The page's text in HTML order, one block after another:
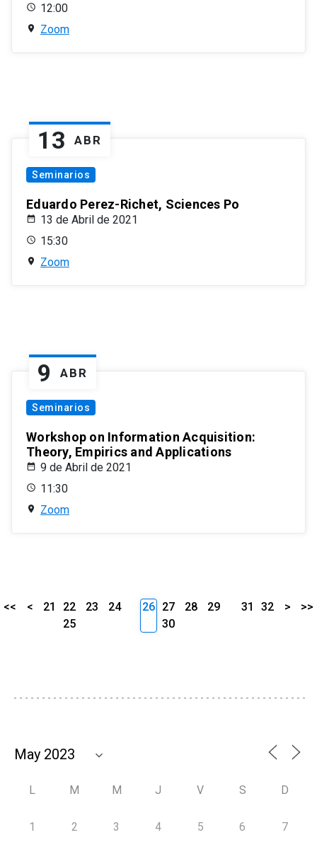
12:00
Zoom
13 ABR
Seminarios
Eduardo Perez-Richet, Sciences Po
13 de Abril de 2021
15:30
Zoom
9 ABR
Seminarios
Workshop on Information Acquisition:
Theory, Empirics and Applications
9 de Abril de 2021
11:30
Zoom
<< < 21 22 23
24
25
26 27 28
29
30
31 32 > >>
L M M J V S D
1 2 3 4 5 6 7